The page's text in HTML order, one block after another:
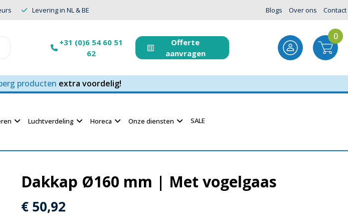
Levering in NL & BE Blogs Over ons Contact
+31 (0)6 54 60 51
62
Offerte
aanvragen
0
producten extra voordelig!
Luchtverdeling Horeca Onze diensten SALE
Dakkap Ø160 mm | Met vogelgaas
€ 50,92